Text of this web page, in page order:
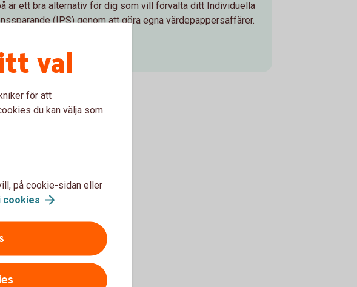
är ett bra alternativ för dig som vill förvalta ditt Individuella
(IPS) genom att göra egna värdepappersaffärer.
val
för att
du kan välja som
på cookie-sidan eller
cookies .